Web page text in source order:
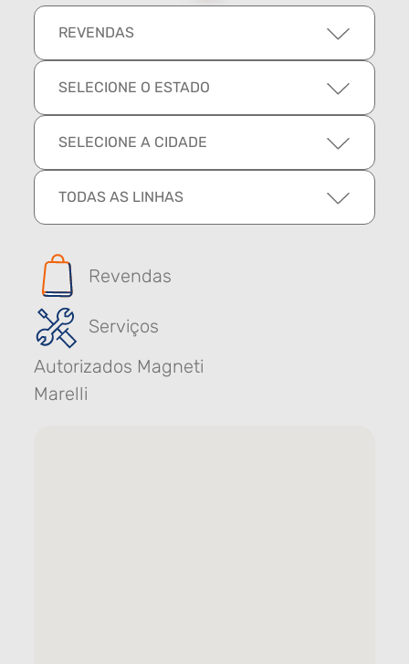
REVENDAS
SELECIONE O ESTADO
SELECIONE A CIDADE
TODAS AS LINHAS
Revendas
Serviços
Autorizados Magneti
Marelli